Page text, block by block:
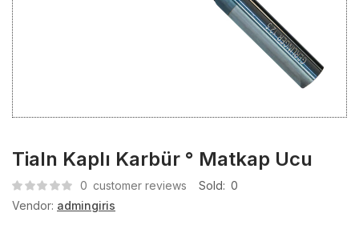
Tialn Kaplı Karbür ° Matkap Ucu
0 customer reviews Sold: 0
Vendor: admingiris